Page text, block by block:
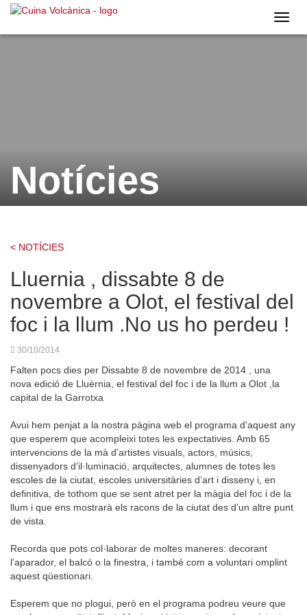
Cuina
Notícies
< NOTÍCIES
Lluernia , dissabte 8 de
novembre a Olot, el festival del
foc i la llum .No us ho perdeu !
30/10/2014
Falten pocs dies per Dissabte 8 de novembre de 2014 , una
nova edició de Lluèrnia, el festival del foc i de la llum a Olot ,la
capital de la Garrotxa
Avui hem penjat a la nostra pàgina web el programa d’aquest any
que esperem que acompleixi totes les expectatives. Amb 65
intervencions de la mà d’artistes visuals, actors, músics,
dissenyadors d’il·luminació, arquitectes, alumnes de totes les
escoles de la ciutat, escoles universitàries d’art i disseny i, en
definitiva, de tothom que se sent atret per la màgia del foc i de la
llum i que ens mostrarà els racons de la ciutat des d’un altre punt
de vista.
Recorda que pots col·laborar de moltes maneres: decorant
l’aparador, el balcó o la finestra, i també com a voluntari omplint
aquest qüestionari.
Esperem que no plogui, però en el programa podreu veure que